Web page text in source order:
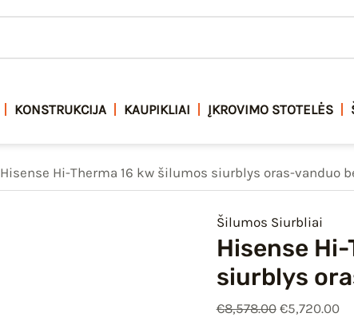
KONSTRUKCIJA KAUPIKLIAI ĮKROVIMO STOTELĖS
Hisense Hi-Therma 16 kw šilumos siurblys oras-vanduo
Šilumos Siurbliai
Hisense
siurblys
€8,578.00
was:
€5,720.00
is:
Hisense
Therma
šilumos
oras-
vanduo
be